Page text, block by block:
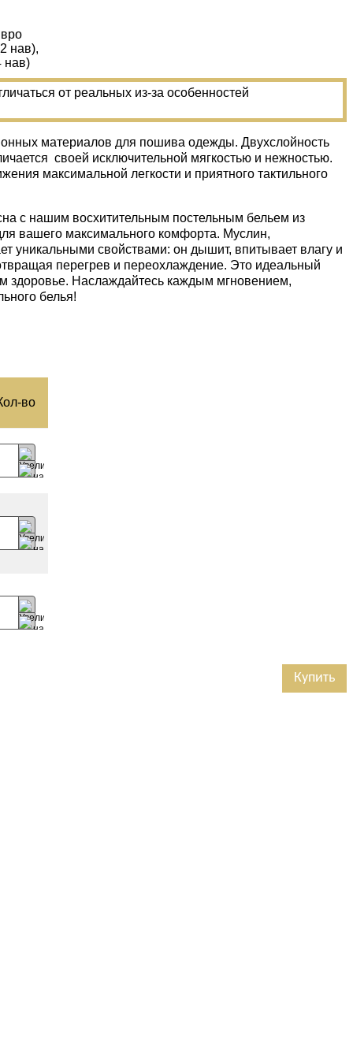
нав),
нав)
от реальных из-за особенностей
материалов для пошива одежды. Двухслойность
своей исключительной мягкостью и нежностью.
максимальной легкости и приятного тактильного
с нашим восхитительным постельным бельем из
вашего максимального комфорта. Муслин,
уникальными свойствами: он дышит, впитывает влагу и
перегрев и переохлаждение. Это идеальный
здоровье. Наслаждайтесь каждым мгновением,
белья!
­во
Купить